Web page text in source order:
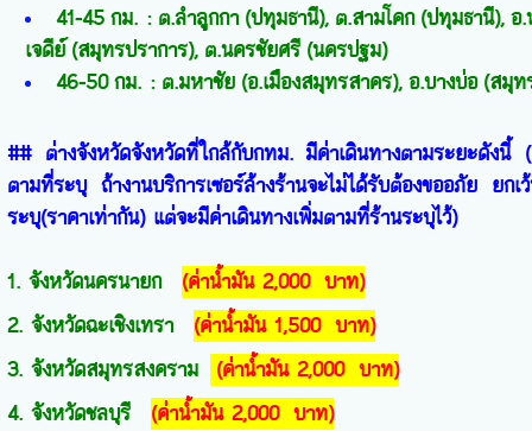
41-45กม. : ต.ลำลูกกา(ปทุมธานี), ต.สามโคก(ปทุมธานี),อ.
เจดีย์(สมุทรปราการ), ต.นครชัยศรี(นครปฐม)
46-50กม. : ต.มหาชัย(อ.เมืองสมุทรสาคร),อ.บางบ่อ(สมุท
## ต่างจังหวัดจังหวัดที่ใกล้กับกทม. มีค่าเดินทางตามระยะดังนี้ (
ตามที่ระบุ ถ้างานบริการเซอร์ล้างร้านจะไม่ได้รับต้องขออภัย ยก
ระบุ(ราคาเท่ากัน) แต่จะมีค่าเดินทางเพิ่มตามที่ร้านระบุไว้)
1. จังหวัดนครนายก (ค่าน้ำมัน 2,000 บาท)
2. จังหวัดฉะเชิงเทรา (ค่าน้ำมัน 1,500 บาท)
3. จังหวัดสมุทรสงคราม (ค่าน้ำมัน 2,000 บาท)
4. จังหวัดชลบุรี (ค่าน้ำมัน 2,000 บาท)